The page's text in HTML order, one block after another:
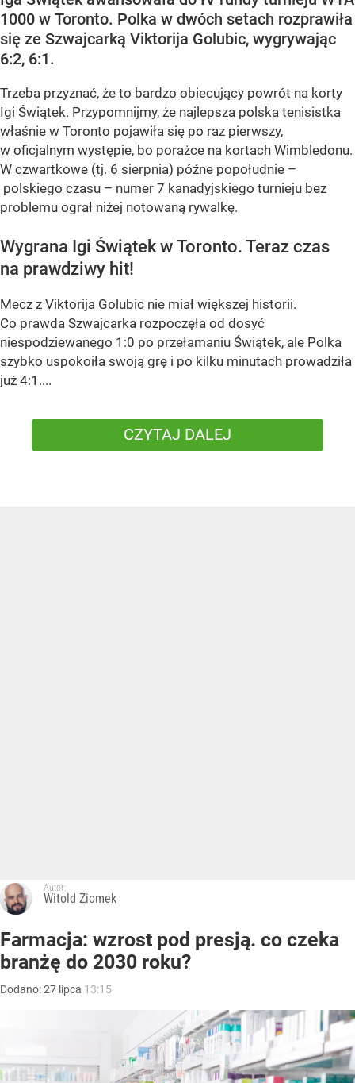
1000 w Toronto. Polka w dwóch setach rozprawiła
się ze Szwajcarką Viktorija Golubic, wygrywając
6:2, 6:1.
Trzeba przyznać, że to bardzo obiecujący powrót na korty
Igi Świątek. Przypomnijmy, że najlepsza polska tenisistka
właśnie w Toronto pojawiła się po raz pierwszy,
w oficjalnym występie, bo porażce na kortach Wimbledonu.
W czwartkowe (tj. 6 sierpnia) późne popołudnie –
polskiego czasu – numer 7 kanadyjskiego turnieju bez
problemu ograł niżej notowaną rywalkę.
Wygrana Igi Świątek w Toronto. Teraz czas
na prawdziwy hit!
Mecz z Viktorija Golubic nie miał większej historii.
Co prawda Szwajcarka rozpoczęła od dosyć
niespodziewanego 1:0 po przełamaniu Świątek, ale Polka
szybko uspokoiła swoją grę i po kilku minutach prowadziła
już 4:1....
CZYTAJ DALEJ
Autor:
Witold Ziomek
Farmacja: wzrost pod presją. co czeka
branżę do 2030 roku?
Dodano:27 lipca 13:15